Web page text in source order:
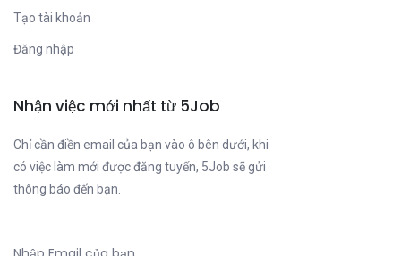
Tạo tài khoản
Đăng nhập
Nhận việc mới nhất từ 5Job
Chỉ cần điền email của bạn vào ô bên dưới, khi
có việc làm mới được đăng tuyển, 5Job sẽ gửi
thông báo đến bạn.